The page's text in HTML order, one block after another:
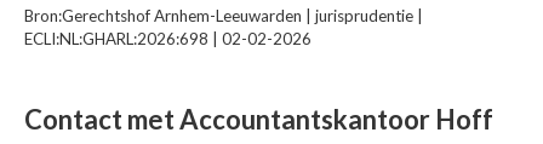
Bron:Gerechtshof Arnhem-Leeuwarden | jurisprudentie |
ECLI:NL:GHARL:2026:698 | 02-02-2026
Contact met Accountantskantoor Hoff